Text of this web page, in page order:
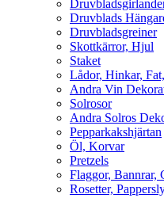
Druvblads
Druvbladsgreiner
Skottkärror, Hjul
Staket
Lådor, Hinkar,
Andra Vin
Solrosor
Andra Solros
Pepparkakshjärtan
Öl, Korvar
Pretzels
Flaggor, Bannrar,
Rosetter,